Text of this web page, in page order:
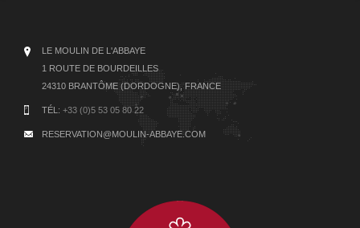
LE MOULIN DE L'ABBAYE
1 ROUTE DE BOURDEILLES
24310 BRANTÔME (DORDOGNE), FRANCE
TÉL: +33 (0)5 53 05 80 22
RESERVATION@MOULIN-ABBAYE.COM